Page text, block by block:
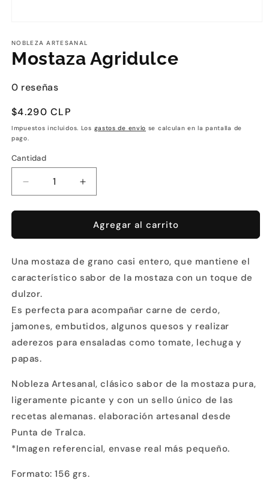
NOBLEZA ARTESANAL
Mostaza Agridulce
0 reseñas
Precio
habitual
$4.290 CLP
Impuestos incluidos. Los gastos de envío se calculan en la pantalla de
pago.
Cantidad
Reducir
cantidad
para
Agridulce
Aumentar
cantidad
para
Mostaza
Agridulce
Agregar al carrito
Una mostaza de grano casi entero, que mantiene el
característico sabor de la mostaza con un toque de
dulzor.
Es perfecta para acompañar carne de cerdo,
jamones, embutidos, algunos quesos y realizar
aderezos para ensaladas como tomate, lechuga y
papas.
Nobleza Artesanal, clásico sabor de la mostaza pura,
ligeramente picante y con un sello único de las
recetas alemanas. elaboración artesanal desde
Punta de Tralca.
*Imagen referencial, envase real más pequeño.
Formato: 156 grs.